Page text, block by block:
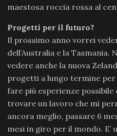
maestosa roccia rossa al
Progetti per il futuro?
Il prossimo anno vorrei
dell’Australia e la
vedere anche la nuova
progetti a lungo termine
fare più esperienze
trovare un lavoro che mi
ancora meglio, passare 6
mesi in giro per il mondo. E’